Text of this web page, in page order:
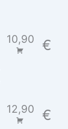
10,90 €
12,90 €